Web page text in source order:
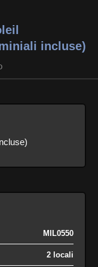
incluse)
MIL0550
2 locali